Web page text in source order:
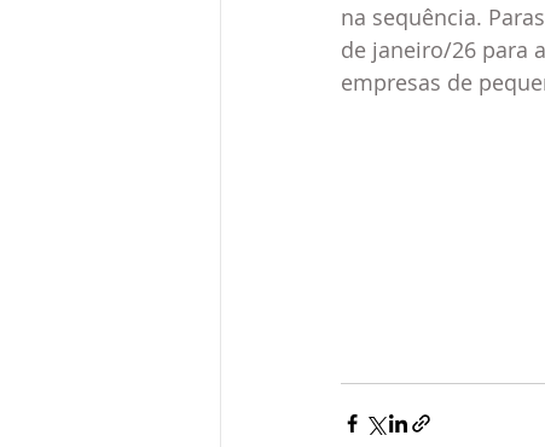
na sequência.
de janeiro/26 para
empresas de